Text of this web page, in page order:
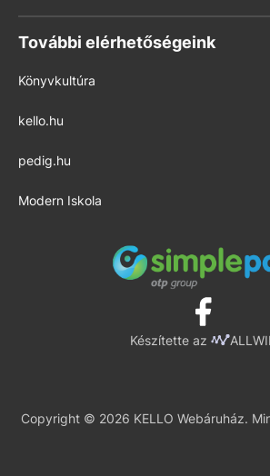
További elérhetőségeink
Könyvkultúra
kello.hu
pedig.hu
Modern Iskola
Készítette az
Copyright © 2026 KELLO Webáruház.